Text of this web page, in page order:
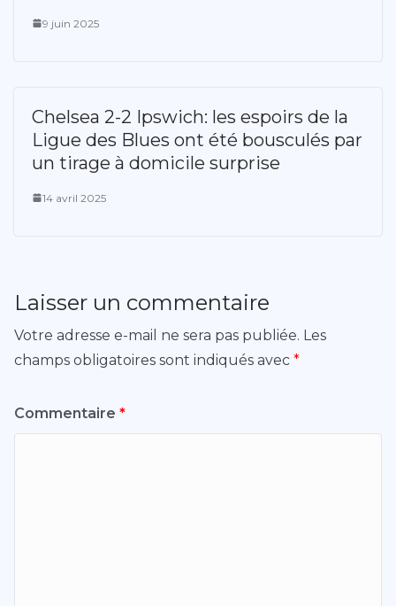
9 juin 2025
Chelsea 2-2 Ipswich: les espoirs de la
Ligue des Blues ont été bousculés par
un tirage à domicile surprise
14 avril 2025
Laisser un commentaire
Votre adresse e-mail ne sera pas publiée. Les
champs obligatoires sont indiqués avec *
Commentaire *